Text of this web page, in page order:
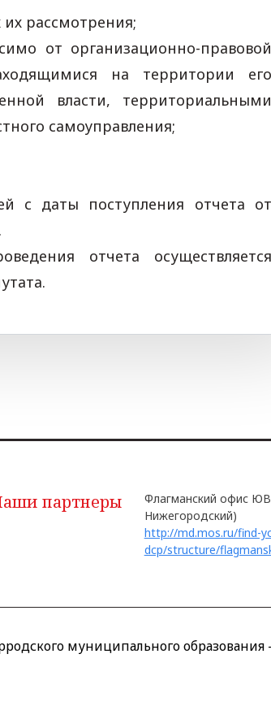
рассмотрения;
от организационно-правовой
на территории его
власти, территориальными
самоуправления;
с даты поступления отчета от
отчета осуществляется
партнеры
Флагманский офис
Нижегородский)
http://md.mos.ru/find-
dcp/structure/
муниципального